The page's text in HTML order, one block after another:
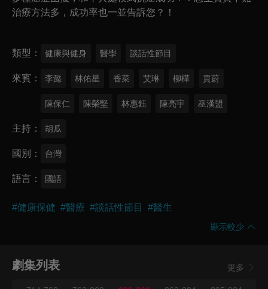
治療方法多，成功率也一並告訴您？！
類型 健康與健身 醫學 談話性節目
來賓 李懿 林佑星 香菜 艾琳 柳樺 賈蔚
陳保仁 陳榮堅 林惠鈺 陳亮宇 巫漢盟
主持 胡瓜
國別 台灣
語言 國語
#健康保健 #醫療 #談話性節目 #醫生
顯示較少
劇集列表 更多